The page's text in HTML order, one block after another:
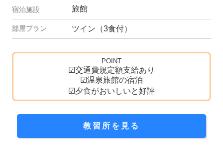
旅館
ツイン（3食付）
POINT
☑交通費規定額支給あり
☑温泉旅館の宿泊
☑夕食がおいしいと好評
教習所を見る